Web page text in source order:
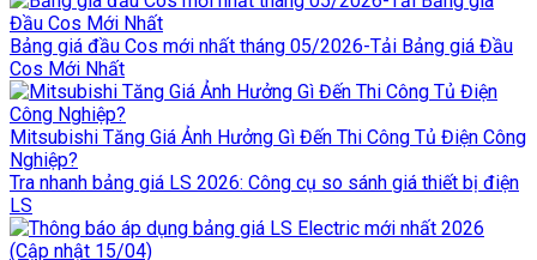
Bảng giá đầu Cos mới nhất tháng 05/2026-Tải Bảng giá Đầu
Cos Mới Nhất
Mitsubishi Tăng Giá Ảnh Hưởng Gì Đến Thi Công Tủ Điện Công
Nghiệp?
Tra nhanh bảng giá LS 2026: Công cụ so sánh giá thiết bị điện
LS